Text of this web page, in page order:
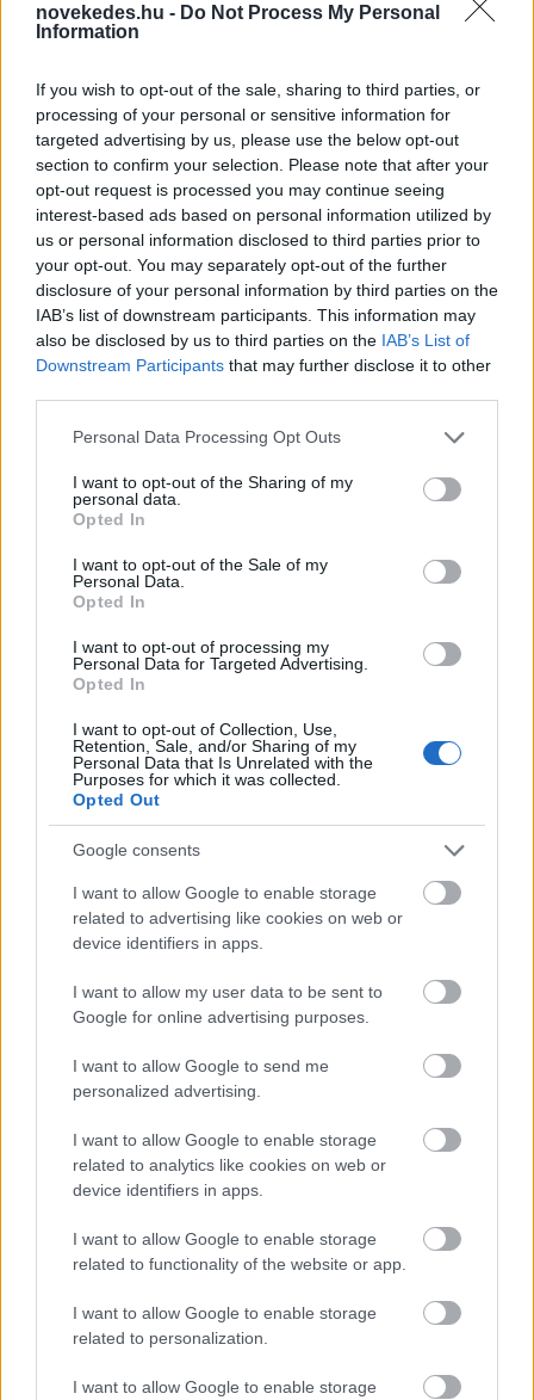
novekedes.hu - Do Not Process My Personal
Information
If you wish to opt-out of the sale, sharing to third parties, or
processing of your personal or sensitive information for
targeted advertising by us, please use the below opt-out
section to confirm your selection. Please note that after your
opt-out request is processed you may continue seeing
interest-based ads based on personal information utilized by
us or personal information disclosed to third parties prior to
your opt-out. You may separately opt-out of the further
disclosure of your personal information by third parties on the
IAB’s list of downstream participants. This information may
also be disclosed by us to third parties on the IAB’s List of
Downstream Participants that may further disclose it to other
Please note that this website/app uses one or more Google
not limited to your visit or usage behaviour. You may click to
grant or deny consent to Google and its third-party tags to
use your data for below specified purposes in below Google
consent section.
Personal Data Processing Opt Outs
I want to opt-out of the Sharing of my
personal data.
Opted In
I want to opt-out of the Sale of my
Personal Data.
Opted In
I want to opt-out of processing my
Personal Data for Targeted Advertising.
Opted In
I want to opt-out of Collection, Use,
Retention, Sale, and/or Sharing of my
Personal Data that Is Unrelated with the
Purposes for which it was collected.
Opted Out
Google consents
I want to allow Google to enable storage
related to advertising like cookies on web or
device identifiers in apps.
I want to allow my user data to be sent to
Google for online advertising purposes.
I want to allow Google to send me
personalized advertising.
I want to allow Google to enable storage
related to analytics like cookies on web or
device identifiers in apps.
I want to allow Google to enable storage
related to functionality of the website or app.
I want to allow Google to enable storage
related to personalization.
I want to allow Google to enable storage
Új chipfejlesztési
stratégiát jelentett be a
Huawei
TECH 2026. MÁJ. 25. MTI
Sanghajban ismertette új chiptervezési
stratégiáját, amely közlésük szerint a
félvezetők teljesítményének növelését
szolgálja.
A vállalat közlése szerint
az úgynevezett "Tau (?) Scaling Law"
elnevezésű megközelítés nem elsősorban
csökkentésére épít, hanem a chipeken és
rendszereken belüli jel- és adatátviteli
késleltetés mérséklésére, vagyis az
"időskálázásra" fókuszál.
Elmondásuk szerint ezzel a megközelítéssel a
Moore-törvény által jelzett klasszikus
geometriai zsugorítás korlátai mellett is
A Huawei szerint az új elv alapján öt éven
belül olyan chipeket tervezhetnek, amelyek